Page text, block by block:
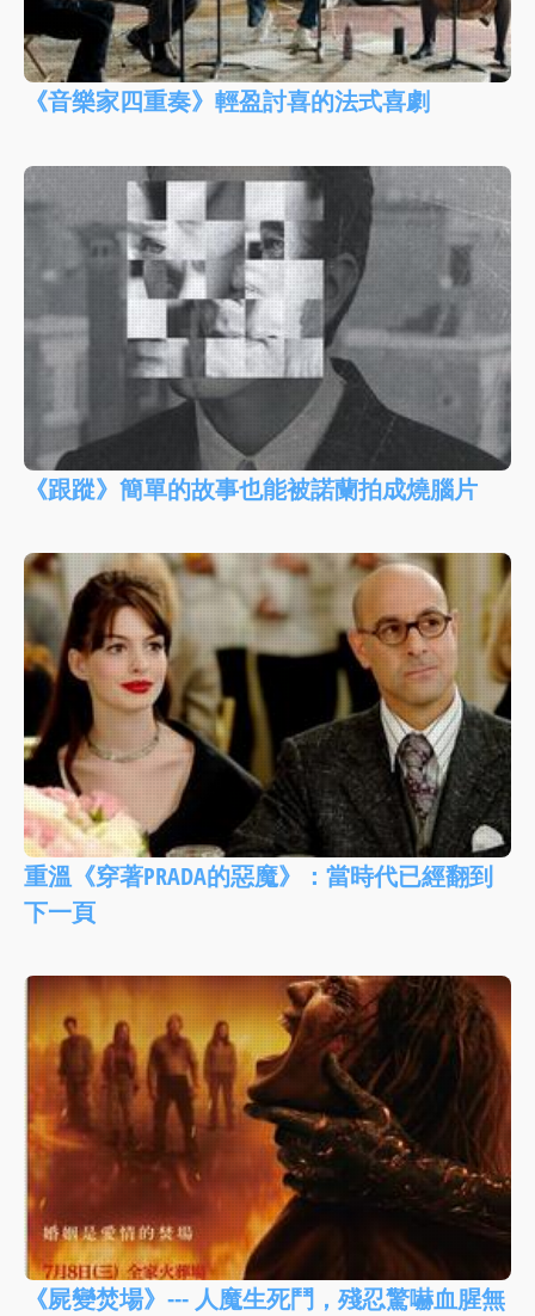
《音樂家四重奏》輕盈討喜的法式喜劇
《跟蹤》簡單的故事也能被諾蘭拍成燒腦片
重溫《穿著PRADA的惡魔》：當時代已經翻到
下一頁
《屍變焚場》--- 人魔生死鬥，殘忍驚嚇血腥無